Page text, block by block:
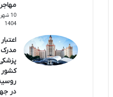
10
1404
اعتبار
مدرک
کشور
در